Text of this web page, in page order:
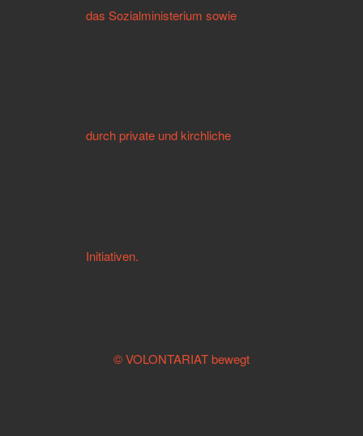
das Sozialministerium sowie
durch private und kirchliche
Initiativen.
© VOLONTARIAT bewegt